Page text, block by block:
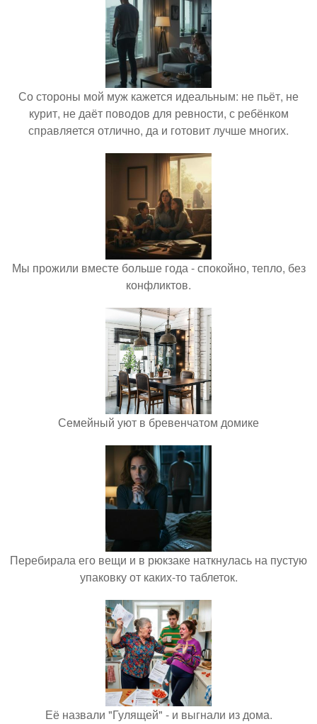
Со стороны мой муж кажется идеальным: не пьёт, не
курит, не даёт поводов для ревности, с ребёнком
справляется отлично, да и готовит лучше многих.
Мы прожили вместе больше года - спокойно, тепло, без
конфликтов.
Семейный уют в бревенчатом домике
Перебирала его вещи и в рюкзаке наткнулась на пустую
упаковку от каких-то таблеток.
Её назвали "Гулящей" - и выгнали из дома.